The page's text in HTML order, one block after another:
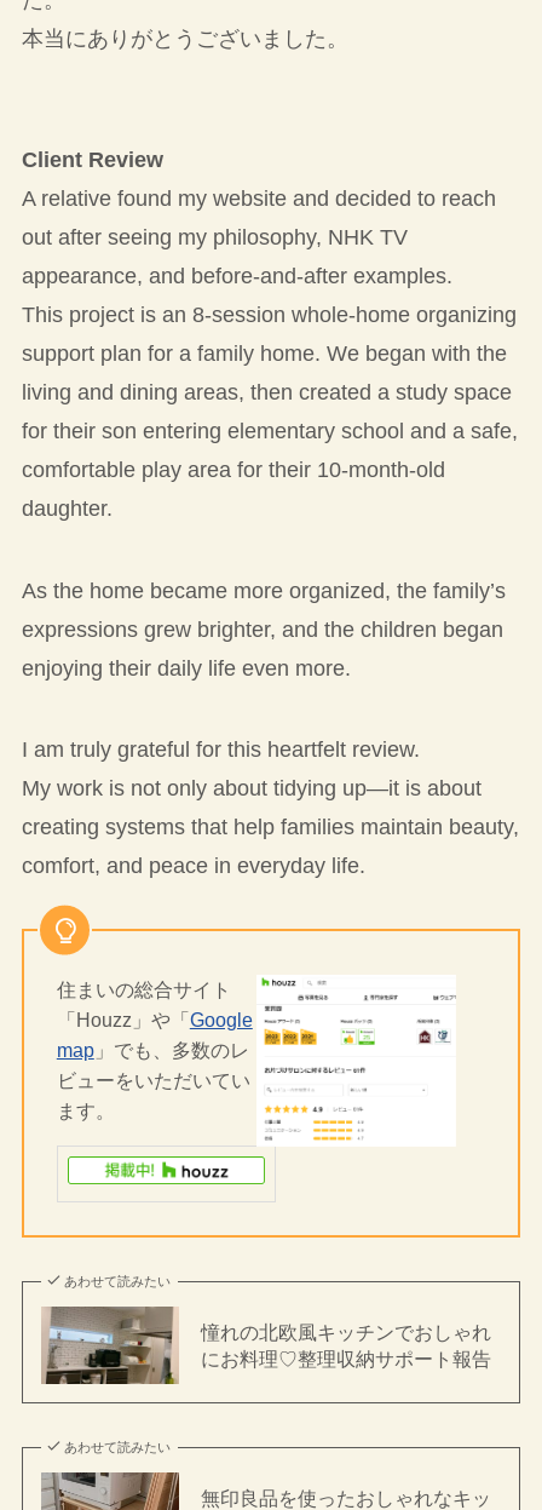
本当にありがとうございました。
Client Review
A relative found my website and decided to reach
out after seeing my philosophy, NHK TV
appearance, and before-and-after examples.
This project is an 8-session whole-home organizing
support plan for a family home. We began with the
living and dining areas, then created a study space
for their son entering elementary school and a safe,
comfortable play area for their 10-month-old
daughter.
As the home became more organized, the family’s
expressions grew brighter, and the children began
enjoying their daily life even more.
I am truly grateful for this heartfelt review.
My work is not only about tidying up—it is about
creating systems that help families maintain beauty,
comfort, and peace in everyday life.
住まいの総合サイト
「Houzz」や「Google
map」でも、多数のレ
ビューをいただいてい
ます。
あわせて読みたい
憧れの北欧風キッチンでおしゃれ
にお料理♡整理収納サポート報告
あわせて読みたい
無印良品を使ったおしゃれなキッ